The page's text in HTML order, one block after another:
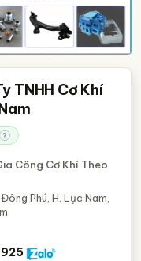
TNHH Cơ Khí
?
Công Cơ Khí Theo
Phú, H. Lục Nam,